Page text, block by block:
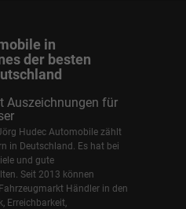
in
der besten
Auszeichnungen für
Hudec Automobile zählt
in Deutschland. Es hat bei
und gute
Seit 2013 können
Händler in den
Erreichbarkeit,